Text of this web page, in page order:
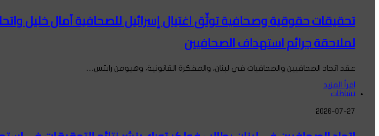
تحقيقات حقوقية وصحافية توثّق اغتيال إسرائيل للصحافية آمال خليل
لملاحقة جرائم استهداف الصحافيين
عقد اتحاد الصحافيين والصحافيات في لبنان، والمفكرة القانونية، وهيومن رايتس…
اقرأ المزيد
نشاطات
2026-07-27